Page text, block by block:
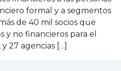
formal y a segmentos
de 40 mil socios que
y no financieros para el
27 agencias […]